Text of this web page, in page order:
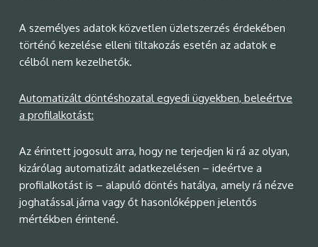
A személyes adatok közvetlen üzletszerzés érdekében
történő kezelése elleni tiltakozás esetén az adatok e
célból nem kezelhetők.
Automatizált döntéshozatal egyedi ügyekben, beleértve
a profilalkotást:
Az érintett jogosult arra, hogy ne terjedjen ki rá az olyan,
kizárólag automatizált adatkezelésen – ideértve a
profilalkotást is – alapuló döntés hatálya, amely rá nézve
joghatással járna vagy őt hasonlóképpen jelentős
mértékben érintené.